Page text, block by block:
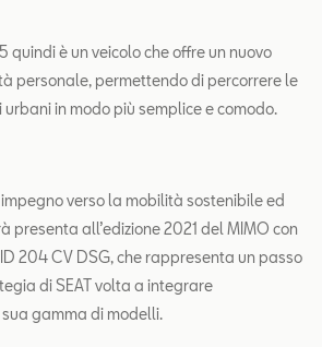
quindi è un veicolo che offre un nuovo
personale, permettendo di percorrere le
in modo più semplice e comodo.
verso la mobilità sostenibile ed
presenta all’edizione 2021 del MIMO con
204 CV DSG, che rappresenta un passo
di SEAT volta a integrare
gamma di modelli.